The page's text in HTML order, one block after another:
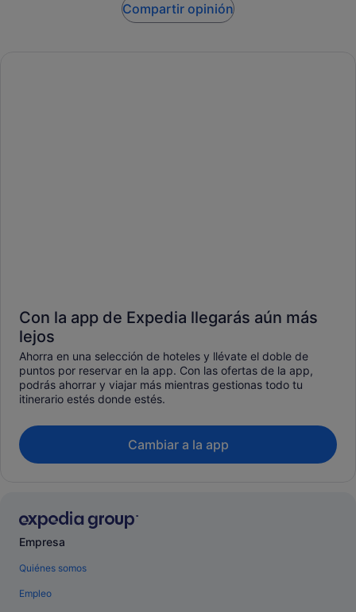
Compartir opinión
Con la app de Expedia llegarás aún más
lejos
Ahorra en una selección de hoteles y llévate el doble de
puntos por reservar en la app. Con las ofertas de la app,
podrás ahorrar y viajar más mientras gestionas todo tu
itinerario estés donde estés.
Cambiar a la app
Empresa
Quiénes somos
Empleo